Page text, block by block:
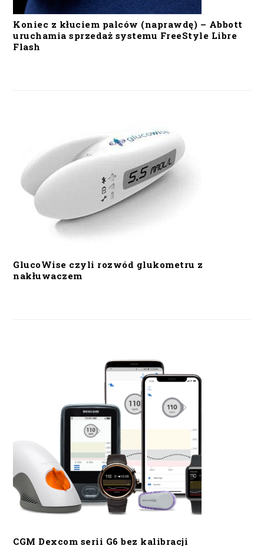
Koniec z kłuciem palców (naprawdę) – Abbott
uruchamia sprzedaż systemu FreeStyle Libre
Flash
GlucoWise czyli rozwód glukometru z
nakłuwaczem
CGM Dexcom serii G6 bez kalibracji